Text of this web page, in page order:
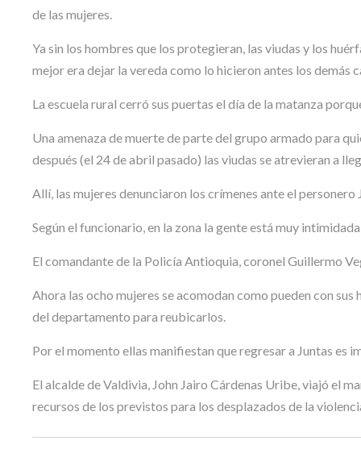
de las mujeres.
Ya sin los hombres que los protegieran, las viudas y los
mejor era dejar la vereda como lo hicieron antes los demás
La escuela rural cerró sus puertas el día de la matanza
Una amenaza de muerte de parte del grupo armado para
después (el 24 de abril pasado) las viudas se atrevieran a
Allí, las mujeres denunciaron los crímenes ante el personero
Según el funcionario, en la zona la gente está muy
El comandante de la Policía Antioquia, coronel Guillermo
Ahora las ocho mujeres se acomodan como pueden con
del departamento para reubicarlos.
Por el momento ellas manifiestan que regresar a Juntas es
El alcalde de Valdivia, John Jairo Cárdenas Uribe, viajó el
recursos de los previstos para los desplazados de la